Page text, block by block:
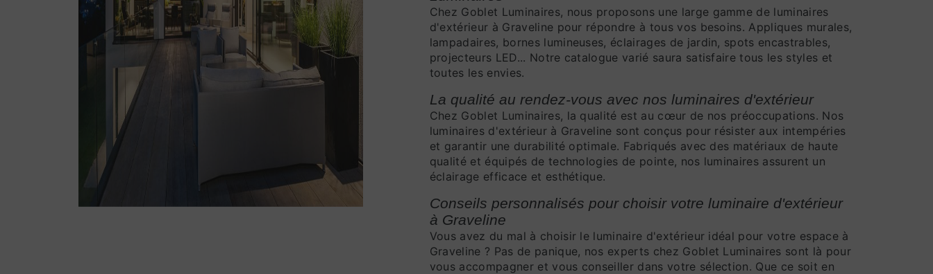
Chez Goblet Luminaires, nous proposons une large gamme de luminaires
d'extérieur à Graveline pour répondre à tous vos besoins. Appliques murales,
lampadaires, bornes lumineuses, éclairages de jardin, spots encastrables,
projecteurs LED... Notre catalogue varié saura satisfaire tous les styles et
toutes les envies.
La qualité au rendez-vous avec nos luminaires d'extérieur
Chez Goblet Luminaires, la qualité est au cœur de nos préoccupations. Nos
luminaires d'extérieur à Graveline sont conçus pour résister aux intempéries
et garantir une durabilité optimale. Fabriqués avec des matériaux de haute
qualité et équipés de technologies de pointe, nos luminaires assurent un
éclairage efficace et esthétique.
Conseils personnalisés pour choisir votre luminaire d'extérieur
à Graveline
Vous avez du mal à choisir le luminaire d'extérieur idéal pour votre espace à
Graveline ? Pas de panique, nos experts chez Goblet Luminaires sont là pour
vous accompagner et vous conseiller dans votre sélection. Que ce soit en